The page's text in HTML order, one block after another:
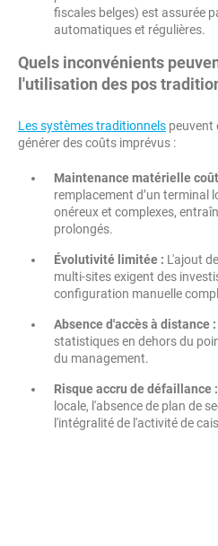
fiscales belges) est assurée
automatiques et régulières.
Quels inconvénients
l'utilisation des pos
Les systèmes traditionnels peuvent
générer des coûts imprévus :
Maintenance matérielle
remplacement d’un terminal
onéreux et complexes,
prolongés.
Évolutivité limitée : L'ajout
multi-sites exigent des
configuration manuelle
Absence d'accès à distance :
statistiques en dehors du
du management.
Risque accru de défaillance :
locale, l'absence de plan de
l'intégralité de l'activité de